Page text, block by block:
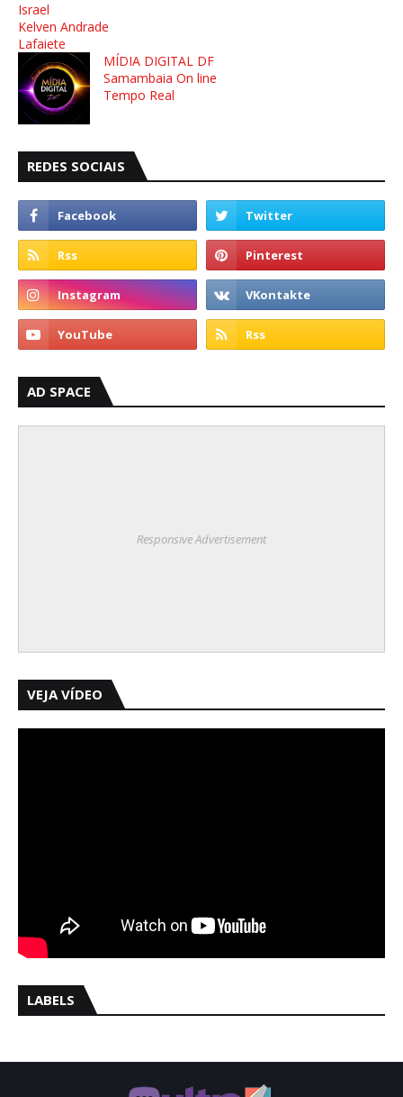
Israel
Kelven Andrade
Lafaiete
MÍDIA DIGITAL DF
Samambaia On line
Tempo Real
REDES SOCIAIS
AD SPACE
Responsive Advertisement
VEJA VÍDEO
LABELS